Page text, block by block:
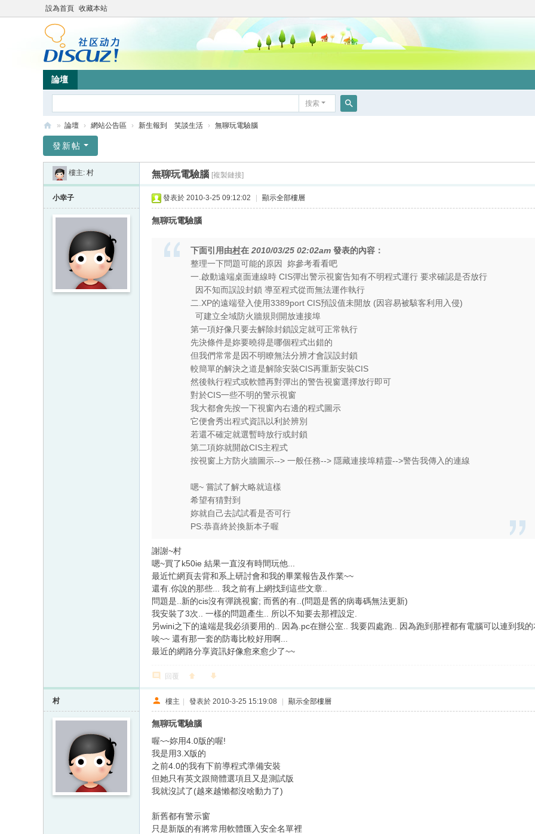
設為首頁 收藏本站
論壇
搜索
竹
» 論壇 › 網站公告區 › 新生報到 笑談生活 › 無聊玩電驗腦
發新帖
樓主: 村 無聊玩電驗腦 [複製鏈接]
小幸子 發表於 2010-3-25 09:12:02 顯示全部樓層
無聊玩電驗腦
下面引用由村在 2010/03/25 02:02am 發表的內容：
整理一下問題可能的原因 妳參考看看吧
一.啟動遠端桌面連線時 CIS彈出警示視窗告知有不明程式運行 要求確認是否放行
因不知而誤設封鎖 導至程式從而無法運作執行
二.XP的遠端登入使用3389port CIS預設值未開放 (因容易被駭客利用入侵)
可建立全域防火牆規則開放連接埠
第一項好像只要去解除封鎖設定就可正常執行
先決條件是妳要曉得是哪個程式出錯的
但我們常常是因不明瞭無法分辨才會誤設封鎖
較簡單的解決之道是解除安裝CIS再重新安裝CIS
然後執行程式或軟體再對彈出的警告視窗選擇放行即可
對於CIS一些不明的警示視窗
我大都會先按一下視窗內右邊的程式圖示
它便會秀出程式資訊以利於辨別
若還不確定就選暫時放行或封鎖
第二項妳就開啟CIS主程式
按視窗上方防火牆圖示--> 一般任務--> 隱藏連接埠精靈-->警告我傳入的連線
嗯~ 嘗試了解大略就這樣
希望有猜對到
妳就自己去試試看是否可行
PS:恭喜終於換新本子喔
謝謝~村
嗯~買了k50ie 結果一直沒有時間玩他...
最近忙網頁去背和系上研討會和我的畢業報告及作業~~
還有.你說的那些... 我之前有上網找到這些文章..
問題是..新的cis沒有彈跳視窗; 而舊的有..(問題是舊的病毒碼無法更新)
我安裝了3次.. 一樣的問題產生.. 所以不知要去那裡設定.
另wini之下的遠端是我必須要用的.. 因為.pc在辦公室.. 我要四處跑.. 因為跑到那裡都有電腦可以連到我
唉~~ 還有那一套的防毒比較好用啊...
最近的網路分享資訊好像愈來愈少了~~
回覆
村 樓主 | 發表於 2010-3-25 15:19:08 | 顯示全部樓層
無聊玩電驗腦
喔~~妳用4.0版的喔!
我是用3.X版的
之前4.0的我有下前導程式準備安裝
但她只有英文跟簡體選項且又是測試版
我就沒試了(越來越懶都沒啥動力了)
新舊都有警示窗
只是新版的有將常用軟體匯入安全名單裡